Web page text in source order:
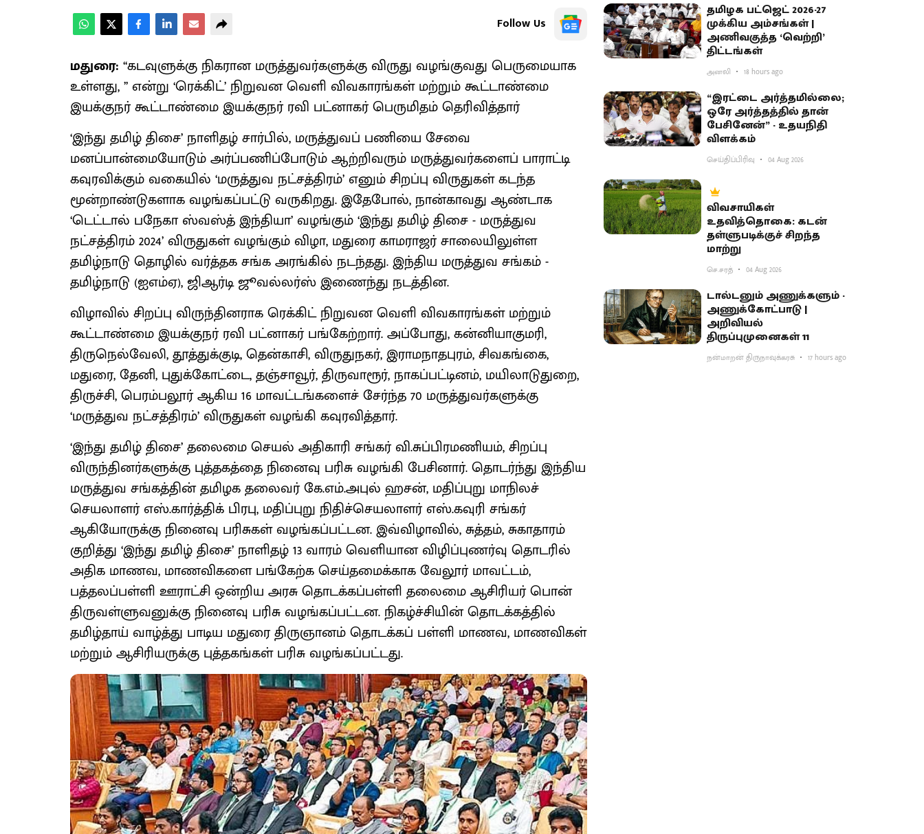
Follow Us
மதுரை: ‘‘கடவுளுக்கு நிகரான மருத்துவர்களுக்கு விருது வழங்குவது பெருமையாக
உள்ளது, ’’ என்று ‘ரெக்கிட்’ நிறுவன வெளி விவகாரங்கள் மற்றும் கூட்டாண்மை
இயக்குநர் கூட்டாண்மை இயக்குநர் ரவி பட்னாகர் பெருமிதம் தெரிவித்தார்
‘இந்து தமிழ் திசை’ நாளிதழ் சார்பில், மருத்துவப் பணியை சேவை
மனப்பான்மையோடும் அர்ப்பணிப்போடும் ஆற்றிவரும் மருத்துவர்களைப் பாராட்டி
கவுரவிக்கும் வகையில் ‘மருத்துவ நட்சத்திரம்’ எனும் சிறப்பு விருதுகள் கடந்த
மூன்றாண்டுகளாக வழங்கப்பட்டு வருகிறது. இதேபோல், நான்காவது ஆண்டாக
‘டெட்டால் பநேகா ஸ்வஸ்த் இந்தியா’ வழங்கும் ‘இந்து தமிழ் திசை - மருத்துவ
நட்சத்திரம் 2024’ விருதுகள் வழங்கும் விழா, மதுரை காமராஜர் சாலையிலுள்ள
தமிழ்நாடு தொழில் வர்த்தக சங்க அரங்கில் நடந்தது. இந்திய மருத்துவ சங்கம் -
தமிழ்நாடு (ஐஎம்ஏ), ஜிஆர்டி ஜூவல்லர்ஸ் இணைந்து நடத்தின.
விழாவில் சிறப்பு விருந்தினராக ரெக்கிட் நிறுவன வெளி விவகாரங்கள் மற்றும்
கூட்டாண்மை இயக்குநர் ரவி பட்னாகர் பங்கேற்றார். அப்போது, கன்னியாகுமரி,
திருநெல்வேலி, தூத்துக்குடி, தென்காசி, விருதுநகர், இராமநாதபுரம், சிவகங்கை,
மதுரை, தேனி, புதுக்கோட்டை, தஞ்சாவூர், திருவாரூர், நாகப்பட்டினம், மயிலாடுதுறை,
திருச்சி, பெரம்பலூர் ஆகிய 16 மாவட்டங்களைச் சேர்ந்த 70 மருத்துவர்களுக்கு
‘மருத்துவ நட்சத்திரம்’ விருதுகள் வழங்கி கவுரவித்தார்.
‘இந்து தமிழ் திசை’ தலைமை செயல் அதிகாரி சங்கர் வி.சுப்பிரமணியம், சிறப்பு
விருந்தினர்களுக்கு புத்தகத்தை நினைவு பரிசு வழங்கி பேசினார். தொடர்ந்து இந்திய
மருத்துவ சங்கத்தின் தமிழக தலைவர் கே.எம்.அபுல் ஹசன், மதிப்புறு மாநிலச்
செயலாளர் எஸ்.கார்த்திக் பிரபு, மதிப்புறு நிதிச்செயலாளர் எஸ்.கவுரி சங்கர்
ஆகியோருக்கு நினைவு பரிசுகள் வழங்கப்பட்டன. இவ்விழாவில், சுத்தம், சுகாதாரம்
குறித்து ‘இந்து தமிழ் திசை’ நாளிதழ் 13 வாரம் வெளியான விழிப்புணர்வு தொடரில்
அதிக மாணவ, மாணவிகளை பங்கேற்க செய்தமைக்காக வேலூர் மாவட்டம்,
பத்தலப்பள்ளி ஊராட்சி ஒன்றிய அரசு தொடக்கப்பள்ளி தலைமை ஆசிரியர் பொன்
திருவள்ளுவனுக்கு நினைவு பரிசு வழங்கப்பட்டன. நிகழ்ச்சியின் தொடக்கத்தில்
தமிழ்தாய் வாழ்த்து பாடிய மதுரை திருஞானம் தொடக்கப் பள்ளி மாணவ, மாணவிகள்
மற்றும் ஆசிரியருக்கு புத்தகங்கள் பரிசு வழங்கப்பட்டது.
தமிழக பட்ஜெட் 2026-27
முக்கிய அம்சங்கள் |
அணிவகுத்த ‘வெற்றி’
திட்டங்கள்
அனலி 18 hours ago
“இரட்டை அர்த்தமில்லை;
ஒரே அர்த்தத்தில் தான்
பேசினேன்” - உதயநிதி
விளக்கம்
செய்திப்பிரிவு 04 Aug 2026
விவசாயிகள்
உதவித்தொகை: கடன்
தள்ளுபடிக்குச் சிறந்த
மாற்று
செ.சரத் 04 Aug 2026
டால்டனும் அணுக்களும் -
அணுக்கோட்பாடு |
அறிவியல்
திருப்புமுனைகள் 11
நன்மாறன் திருநாவுக்கரசு 17 hours ago